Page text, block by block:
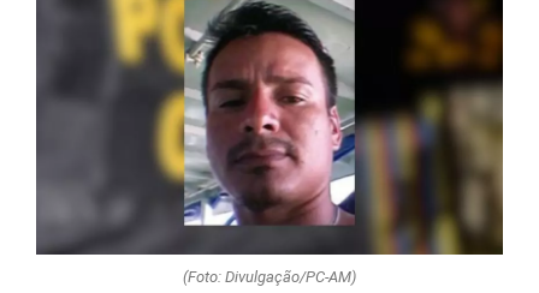
(Foto: Divulgação/PC-AM)